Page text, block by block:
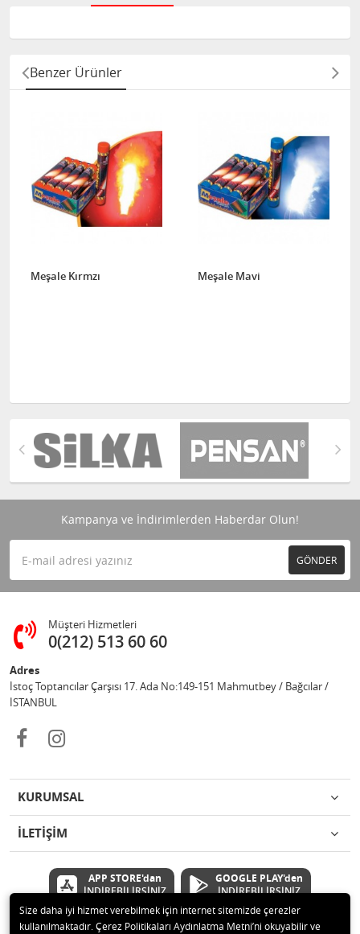
Benzer Ürünler
Meşale Kırmzı Meşale Mavi
Kampanya ve İndirimlerden Haberdar Olun!
GÖNDER
Müşteri Hizmetleri
0(212) 513 60 60
Adres
İstoç Toptancılar Çarşısı 17. Ada No:149-151 Mahmutbey / Bağcılar /
İSTANBUL
KURUMSAL
İLETİŞİM
APP STORE'dan
İNDİREBİLİRSİNİZ
GOOGLE PLAY'den
İNDİREBİLİRSİNİZ
Size daha iyi hizmet verebilmek için internet sitemizde çerezler
kullanılmaktadır. Çerez Politikaları Aydınlatma Metni’ni okuyabilir ve